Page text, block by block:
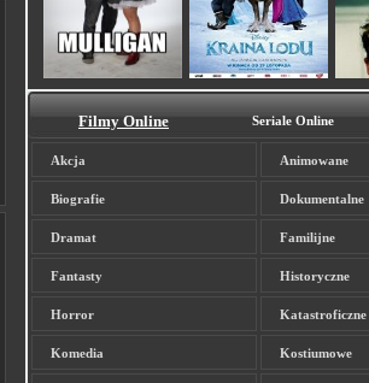
Filmy Online Seriale Online
Akcja Animowane
Biografie Dokumentalne
Dramat Familijne
Fantasty Historyczne
Horror Katastroficzne
Komedia Kostiumowe